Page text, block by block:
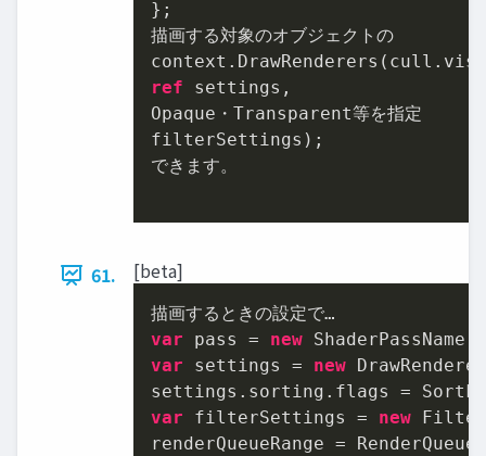
};
描画する対象のオブジェクトの
ref settings,
Opaque・Transparent等を指定
filterSettings);
できます。
61. [beta]
var pass = new ShaderPassName(
var settings = new
var filterSettings = new
renderQueueRange =